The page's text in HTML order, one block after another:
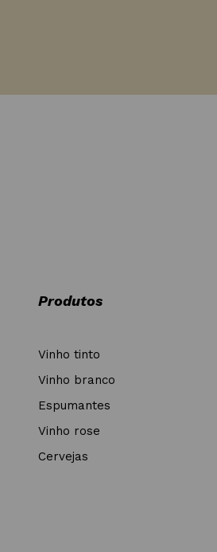
Produtos
Vinho tinto
Vinho branco
Espumantes
Vinho rose
Cervejas